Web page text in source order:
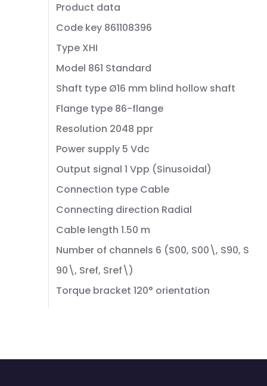
Product data
Code key 861108396
Type XHI
Model 861 Standard
Shaft type Ø16 mm blind hollow shaft
Flange type 86-flange
Resolution 2048 ppr
Power supply 5 Vdc
Output signal 1 Vpp (Sinusoidal)
Connection type Cable
Connecting direction Radial
Cable length 1.50 m
Number of channels 6 (S00, S00\, S90, S
90\, Sref, Sref\)
Torque bracket 120° orientation